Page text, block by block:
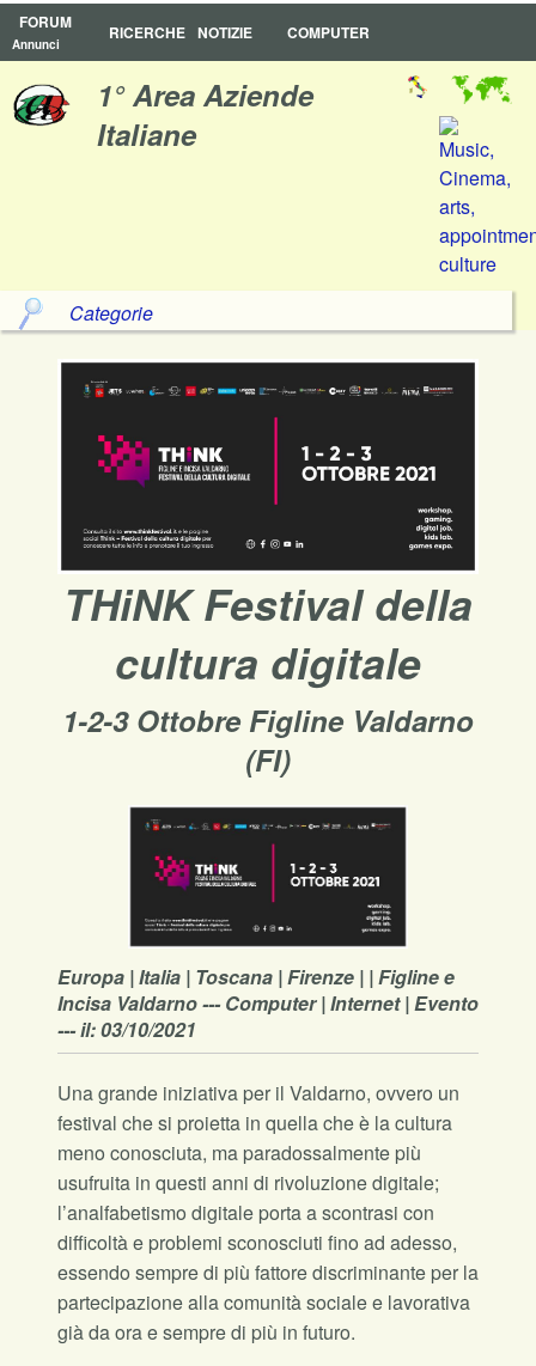
FORUM
Annunci
RICERCHE NOTIZIE COMPUTER
1° Area Aziende
Italiane
Categorie
THiNK Festival della
cultura digitale
1-2-3 Ottobre Figline Valdarno
(FI)
Europa | Italia | Toscana | Firenze | | Figline e
Incisa Valdarno --- Computer | Internet | Evento
--- il: 03/10/2021
Una grande iniziativa per il Valdarno, ovvero un
festival che si proietta in quella che è la cultura
meno conosciuta, ma paradossalmente più
usufruita in questi anni di rivoluzione digitale;
l’analfabetismo digitale porta a scontrasi con
difficoltà e problemi sconosciuti fino ad adesso,
essendo sempre di più fattore discriminante per la
partecipazione alla comunità sociale e lavorativa
già da ora e sempre di più in futuro.